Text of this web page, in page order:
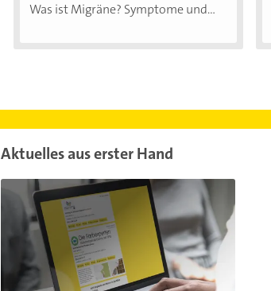
Was ist Migräne? Symptome und...
Aktuelles aus erster Hand